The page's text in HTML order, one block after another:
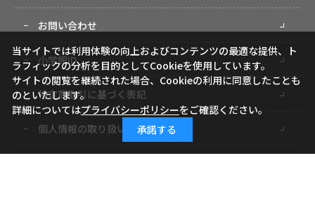
お問い合わせ
小学館ID
特定商取引に基づく表記
個人情報の取り扱いについて
当サイトでは利用体験の向上およびコンテンツの最適な提供、ト
ラフィックの分析を目的としてCookieを使用しています。
サイトの閲覧を継続された場合、Cookieの利用に同意したことも
のといたします。
詳細についてはプライバシーポリシーをご確認ください。
承諾する